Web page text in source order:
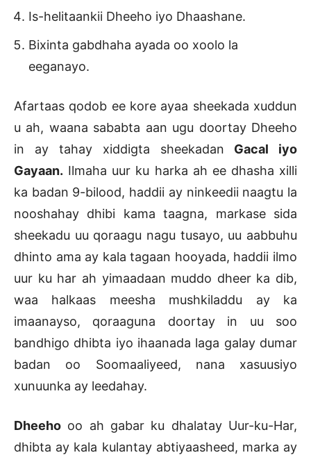
Is-helitaankii Dheeho iyo Dhaashane.
Bixinta gabdhaha ayada oo xoolo la
eeganayo.
Afartaas qodob ee kore ayaa sheekada xuddun
u ah, waana sababta aan ugu doortay Dheeho
in ay tahay xiddigta sheekadan Gacal iyo
Gayaan. Ilmaha uur ku harka ah ee dhasha xilli
ka badan 9-bilood, haddii ay ninkeedii naagtu la
nooshahay dhibi kama taagna, markase sida
sheekadu uu qoraagu nagu tusayo, uu aabbuhu
dhinto ama ay kala tagaan hooyada, haddii ilmo
uur ku har ah yimaadaan muddo dheer ka dib,
waa halkaas meesha mushkiladdu ay ka
imaanayso, qoraaguna doortay in uu soo
bandhigo dhibta iyo ihaanada laga galay dumar
badan oo Soomaaliyeed, nana xasuusiyo
xunuunka ay leedahay.
Dheeho oo ah gabar ku dhalatay Uur-ku-Har,
dhibta ay kala kulantay abtiyaasheed, marka ay